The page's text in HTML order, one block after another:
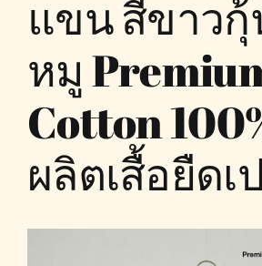
แขน สีขาวกุ้
หมู
Cotton
ผลิตเสื้อยืดเ